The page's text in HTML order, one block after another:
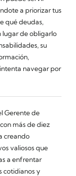
a priorizar tus
qué deudas,
lugar de obligarlo
su
navegar por
Gerente de
más de diez
creando
valiosos que
a enfrentar
cotidianos y